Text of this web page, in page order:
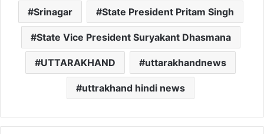
Srinagar State President Pritam Singh
State Vice President Suryakant Dhasmana
UTTARAKHAND uttarakhandnews
uttrakhand hindi news